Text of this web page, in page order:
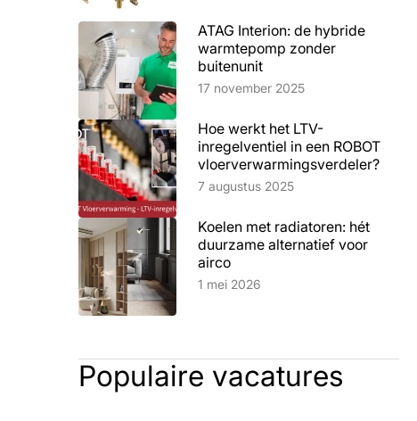
ATAG Interion: de hybride
warmtepomp zonder
buitenunit
Lees artikel
17 november 2025
Hoe werkt het LTV-
inregelventiel in een ROBOT
vloerverwarmingsverdeler?
Lees artikel
7 augustus 2025
Koelen met radiatoren: hét
duurzame alternatief voor
aircoLees artikel
1 mei 2026
Populaire vacatures